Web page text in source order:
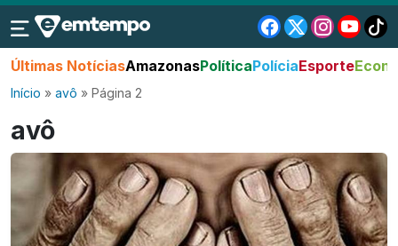
Últimas NotíciasAmazonasPolíticaPolíciaEsporte
Início » avô » Página 2
avô